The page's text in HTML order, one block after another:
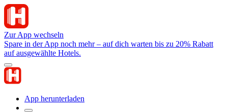
Zur App wechseln
Spare in der App noch mehr – auf dich warten bis zu 20% Rabatt
auf ausgewählte Hotels.
App herunterladen